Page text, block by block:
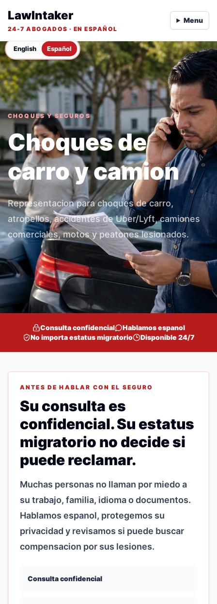
English Español
LawIntaker
24-7 ABOGADOS · EN ESPAÑOL
Menu
CHOQUES Y SEGUROS
Choques de
carro y camion
Representacion para choques de carro,
atropellos, accidentes de Uber/Lyft, camiones
comerciales, motos y peatones lesionados.
Consulta confidencial
Hablamos espanol
No importa estatus migratorio
Disponible 24/7
ANTES DE HABLAR CON EL SEGURO
Su consulta es
confidencial. Su estatus
migratorio no decide si
puede reclamar.
Muchas personas no llaman por miedo a
su trabajo, familia, idioma o documentos.
Hablamos espanol, protegemos su
privacidad y revisamos si puede buscar
compensacion por sus lesiones.
Consulta confidencial